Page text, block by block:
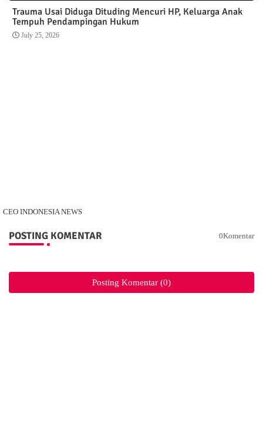
Trauma Usai Diduga Dituding Mencuri HP, Keluarga Anak
Tempuh Pendampingan Hukum
July 25, 2026
CEO INDONESIA NEWS
POSTING KOMENTAR 0Komentar
Posting Komentar (0)